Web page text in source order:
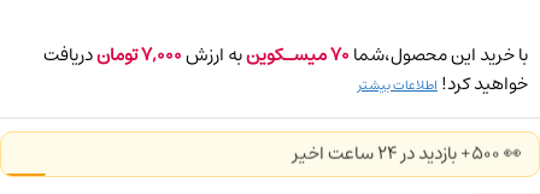
با خرید این محصول،شما70میسـکوینبه ارزش7,000توماندریافت
خواهید کرد! اطلاعات بیشتر
👀 500+ بازدید در ۲۴ ساعت اخیر